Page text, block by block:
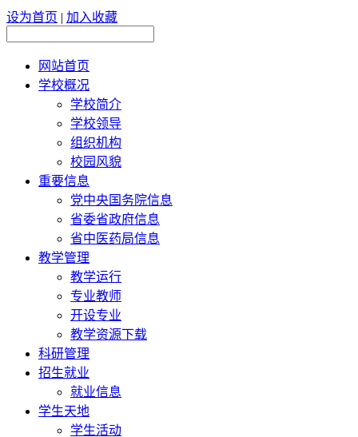
设为首页 | 加入收藏
网站首页
学校概况
学校简介
学校领导
组织机构
校园风貌
重要信息
党中央国务院信息
省委省政府信息
省中医药局信息
教学管理
教学运行
专业教师
开设专业
教学资源下载
科研管理
招生就业
就业信息
学生天地
学生活动